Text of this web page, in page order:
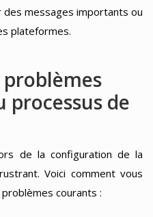
des messages importants ou
plateformes.
problèmes
processus de
de la configuration de la
Voici comment vous
courants :